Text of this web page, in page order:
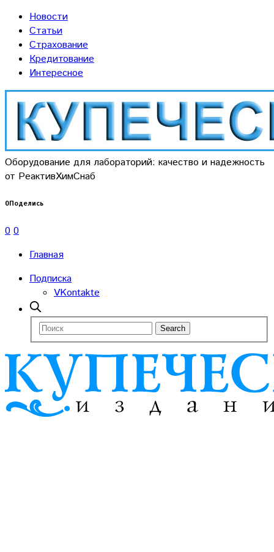
Новости
Статьи
Страхование
Кредитование
Интересное
Оборудование для лабораторий: качество и надежность
от РеактивХимСнаб
0Поделись
0 0
Главная
Подписка
VKontakte